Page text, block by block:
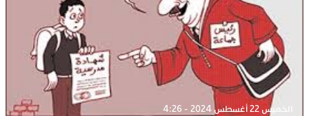
الخميس 22 أغسطس 2024 - 4:26